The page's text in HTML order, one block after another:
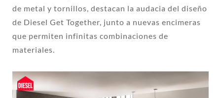
de metal y tornillos, destacan la audacia del diseño
de Diesel Get Together, junto a nuevas encimeras
que permiten infinitas combinaciones de
materiales.